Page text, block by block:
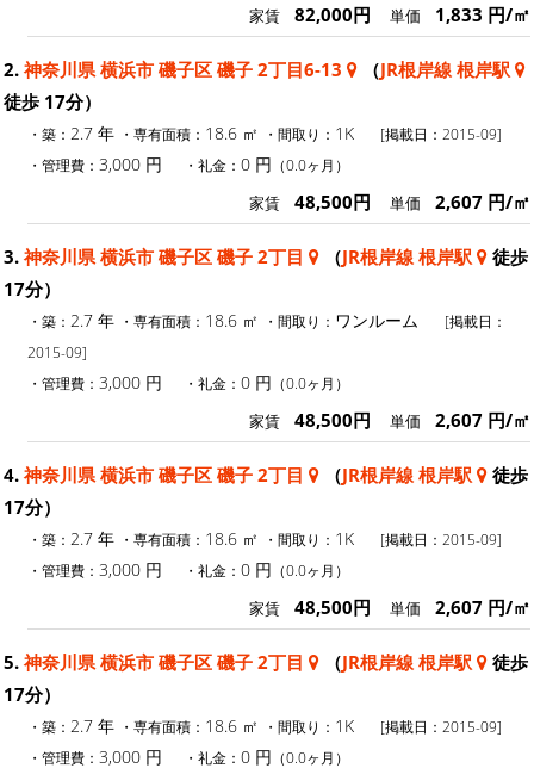
家賃 82,000円 単価 1,833 円/㎡
2. 神奈川県 横浜市 磯子区 磯子 2丁目6-13 （JR根岸線 根岸駅
徒歩 17分）
・築： 2.7 年 ・専有面積： 18.6 ㎡ ・間取り： 1K
[掲載日：2015-09]
・管理費： 3,000 円 ・礼金： 0 円 （0.0ヶ月）
家賃 48,500円 単価 2,607 円/㎡
3. 神奈川県 横浜市 磯子区 磯子 2丁目 （JR根岸線 根岸駅
徒歩
17分）
・築： 2.7 年 ・専有面積： 18.6 ㎡ ・間取り： ワンルーム
[掲載日：
2015-09]
・管理費： 3,000 円 ・礼金： 0 円 （0.0ヶ月）
家賃 48,500円 単価 2,607 円/㎡
4. 神奈川県 横浜市 磯子区 磯子 2丁目 （JR根岸線 根岸駅
徒歩
17分）
・築： 2.7 年 ・専有面積： 18.6 ㎡ ・間取り： 1K
[掲載日：2015-09]
・管理費： 3,000 円 ・礼金： 0 円 （0.0ヶ月）
家賃 48,500円 単価 2,607 円/㎡
5. 神奈川県 横浜市 磯子区 磯子 2丁目 （JR根岸線 根岸駅
徒歩
17分）
・築： 2.7 年 ・専有面積： 18.6 ㎡ ・間取り： 1K
[掲載日：2015-09]
・管理費： 3,000 円 ・礼金： 0 円 （0.0ヶ月）